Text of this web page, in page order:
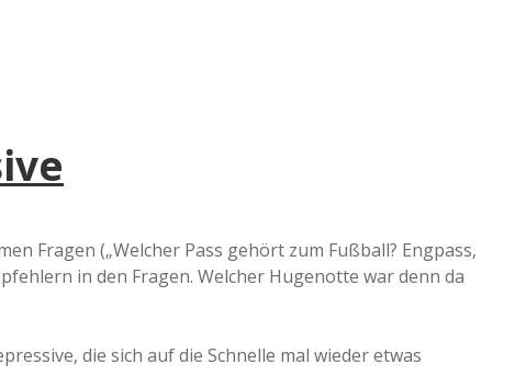
Fragen („Welcher Pass gehört zum Fußball? Engpass,
in den Fragen. Welcher Hugenotte war denn da
die sich auf die Schnelle mal wieder etwas